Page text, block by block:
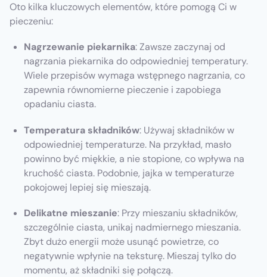
Oto kilka kluczowych elementów, które pomogą Ci w
pieczeniu:
Nagrzewanie piekarnika: Zawsze zaczynaj od
nagrzania piekarnika do odpowiedniej temperatury.
Wiele przepisów wymaga wstępnego nagrzania, co
zapewnia równomierne pieczenie i zapobiega
opadaniu ciasta.
Temperatura składników: Używaj składników w
odpowiedniej temperaturze. Na przykład, masło
powinno być miękkie, a nie stopione, co wpływa na
kruchość ciasta. Podobnie, jajka w temperaturze
pokojowej lepiej się mieszają.
Delikatne mieszanie: Przy mieszaniu składników,
szczególnie ciasta, unikaj nadmiernego mieszania.
Zbyt dużo energii może usunąć powietrze, co
negatywnie wpłynie na teksturę. Mieszaj tylko do
momentu, aż składniki się połączą.